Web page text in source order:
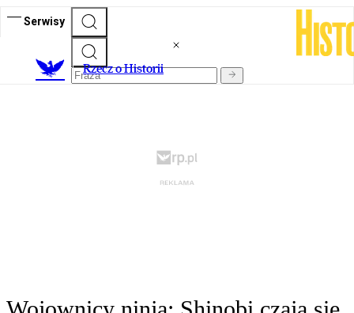
Serwisy
Rzecz o Historii